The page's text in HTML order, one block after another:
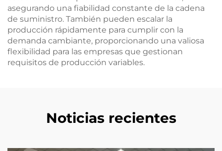
asegurando una fiabilidad constante de la cadena
de suministro. También pueden escalar la
producción rápidamente para cumplir con la
demanda cambiante, proporcionando una valiosa
flexibilidad para las empresas que gestionan
requisitos de producción variables.
Noticias recientes